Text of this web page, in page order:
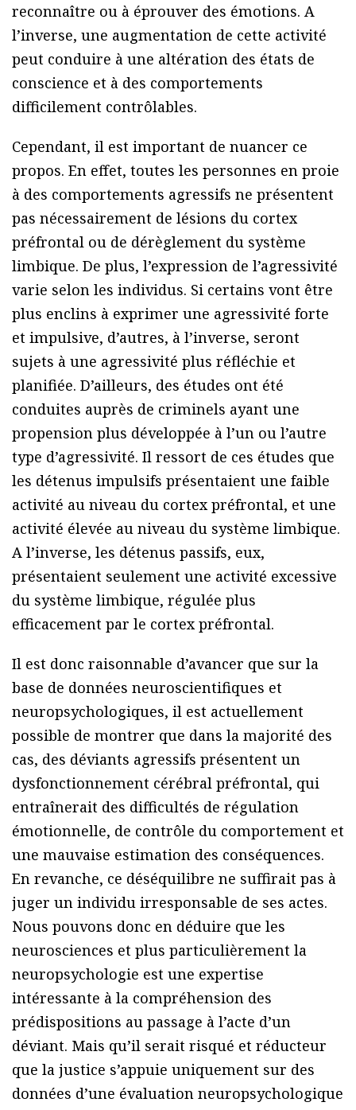
reconnaître ou à éprouver des émotions. A
l’inverse, une augmentation de cette activité
peut conduire à une altération des états de
conscience et à des comportements
difficilement contrôlables.
Cependant, il est important de nuancer ce
propos. En effet, toutes les personnes en proie
à des comportements agressifs ne présentent
pas nécessairement de lésions du cortex
préfrontal ou de dérèglement du système
limbique. De plus, l’expression de l’agressivité
varie selon les individus. Si certains vont être
plus enclins à exprimer une agressivité forte
et impulsive, d’autres, à l’inverse, seront
sujets à une agressivité plus réfléchie et
planifiée. D’ailleurs, des études ont été
conduites auprès de criminels ayant une
propension plus développée à l’un ou l’autre
type d’agressivité. Il ressort de ces études que
les détenus impulsifs présentaient une faible
activité au niveau du cortex préfrontal, et une
activité élevée au niveau du système limbique.
A l’inverse, les détenus passifs, eux,
présentaient seulement une activité excessive
du système limbique, régulée plus
efficacement par le cortex préfrontal.
Il est donc raisonnable d’avancer que sur la
base de données neuroscientifiques et
neuropsychologiques, il est actuellement
possible de montrer que dans la majorité des
cas, des déviants agressifs présentent un
dysfonctionnement cérébral préfrontal, qui
entraînerait des difficultés de régulation
émotionnelle, de contrôle du comportement et
une mauvaise estimation des conséquences.
En revanche, ce déséquilibre ne suffirait pas à
juger un individu irresponsable de ses actes.
Nous pouvons donc en déduire que les
neurosciences et plus particulièrement la
neuropsychologie est une expertise
intéressante à la compréhension des
prédispositions au passage à l’acte d’un
déviant. Mais qu’il serait risqué et réducteur
que la justice s’appuie uniquement sur des
données d’une évaluation neuropsychologique